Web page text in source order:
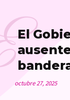
El
octubre 27, 2025